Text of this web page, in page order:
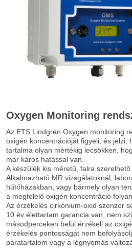
Oxygen Monitoring
Az ETS Lindgren Oxygen monitoring
oxigén koncentrációját figyeli, és jelzi,
tartalma olyan mértékig lecsökken,
már káros hatással van.
A készülék kis méretű, falra
Alkalmazható MR vizsgálatoknál,
hűtőházakban, vagy bármely olyan
a megfelelő oxigén koncentráció
Az érzékelés cirkónium-oxid szenzor
10 év élettartam garancia van, nem
másodperceken belül érzékeli az
érzékelés pontosságát nem
páratartalom vagy a légnyomás